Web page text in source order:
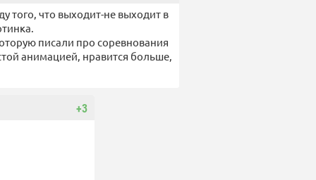
того, что выходит-не выходит в
писали про соревнования
анимацией, нравится больше,
+3